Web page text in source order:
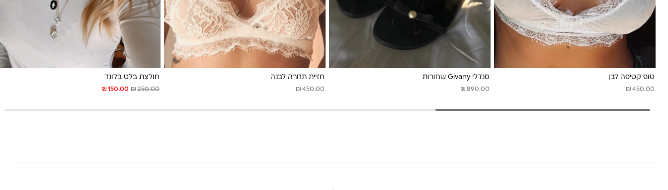
טופ קטיפה לבן
₪ 450.00
סנדלי Givany שחורות
₪ 890.00
חזיית תחרה לבנה
₪ 450.00
חולצת בלט בלונד
₪ 150.00 ₪250.00